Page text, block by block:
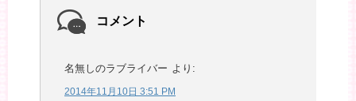
コメント
名無しのラブライバー より:
2014年11月10日 3:51 PM